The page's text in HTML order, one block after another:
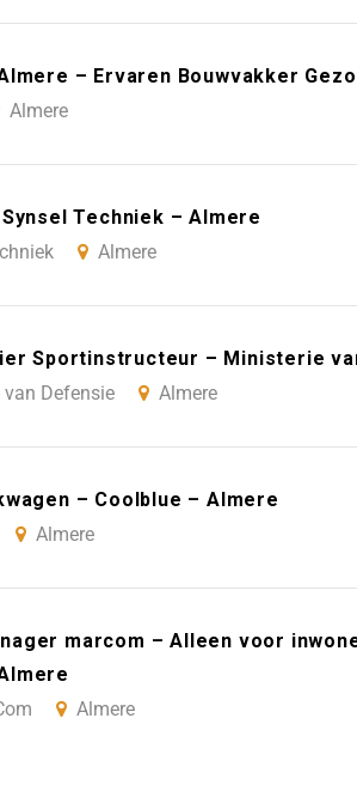
– Ervaren Bouwvakker
Almere
Techniek – Almere
Almere
Sportinstructeur – Ministerie
Defensie
Almere
– Coolblue – Almere
Almere
marcom – Alleen voor
Almere